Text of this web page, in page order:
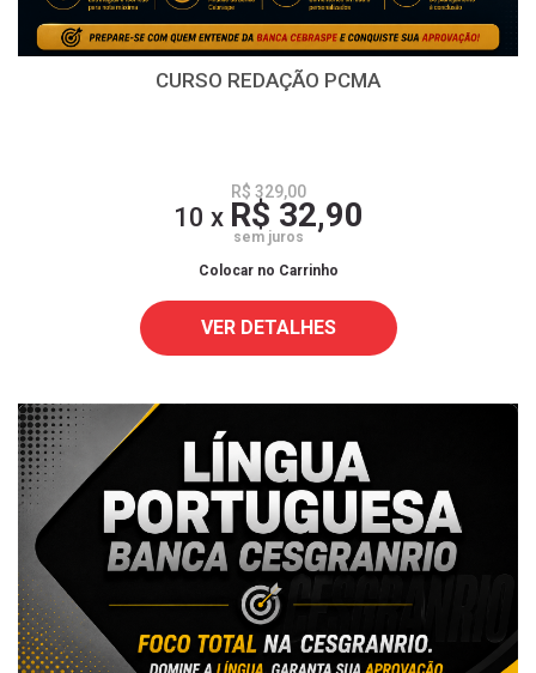
CURSO REDAÇÃO PCMA
R$ 329,00
10 x R$ 32,90
sem juros
Colocar no Carrinho
VER DETALHES